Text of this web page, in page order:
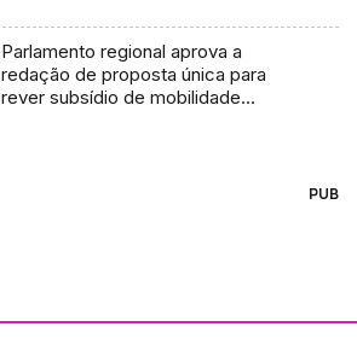
Parlamento regional aprova a
redação de proposta única para
rever subsídio de mobilidade
PUB